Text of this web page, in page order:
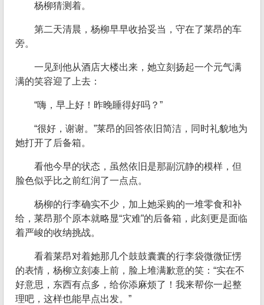
杨柳猜测着。
第二天清晨，杨柳早早收拾妥当，守在了莱昂的车
旁。
一见到他从酒店大楼出来，她立刻扬起一个元气满
满的笑容迎了上去：
“嗨，早上好！昨晚睡得好吗？”
“很好，谢谢。”莱昂的回答依旧简洁，同时礼貌地为
她打开了后备箱。
看他今早的状态，虽然依旧是那副沉静的模样，但
脸色似乎比之前红润了一点点。
杨柳的行李确实不少，加上她采购的一堆零食和补
给，莱昂那个原本就略显“灾难”的后备箱，此刻更是面临
着严峻的收纳挑战。
看着莱昂对着她那几个鼓鼓囊囊的行李袋微微怔愣
的表情，杨柳立刻凑上前，脸上堆满歉意的笑：“实在不
好意思，东西有点多，给你添麻烦了！我来帮你一起整
理吧，这样也能早点出发。”